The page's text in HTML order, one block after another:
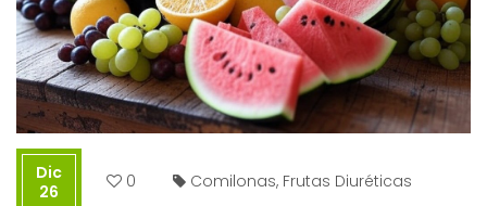
Dic
26
0 Comilonas, Frutas Diuréticas